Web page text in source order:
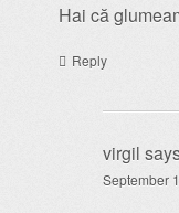
Hai că
Reply
virgil
September